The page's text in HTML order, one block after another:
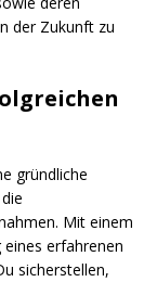
der Zukunft zu
gründliche
Mit einem
erfahrenen
sicherstellen,